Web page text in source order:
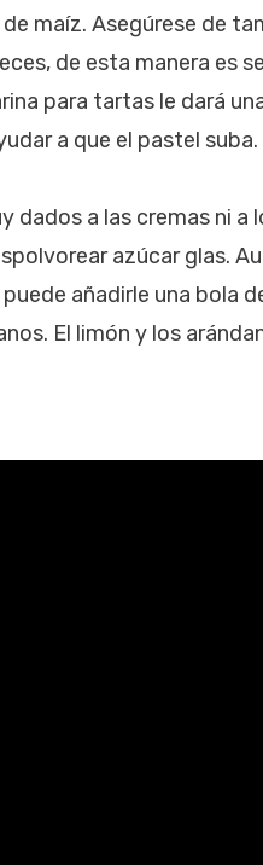
maíz. Asegúrese de
de esta manera es
para tartas le dará
a que el pastel suba.
dados a las cremas ni a
azúcar glas.
añadirle una bola
El limón y los